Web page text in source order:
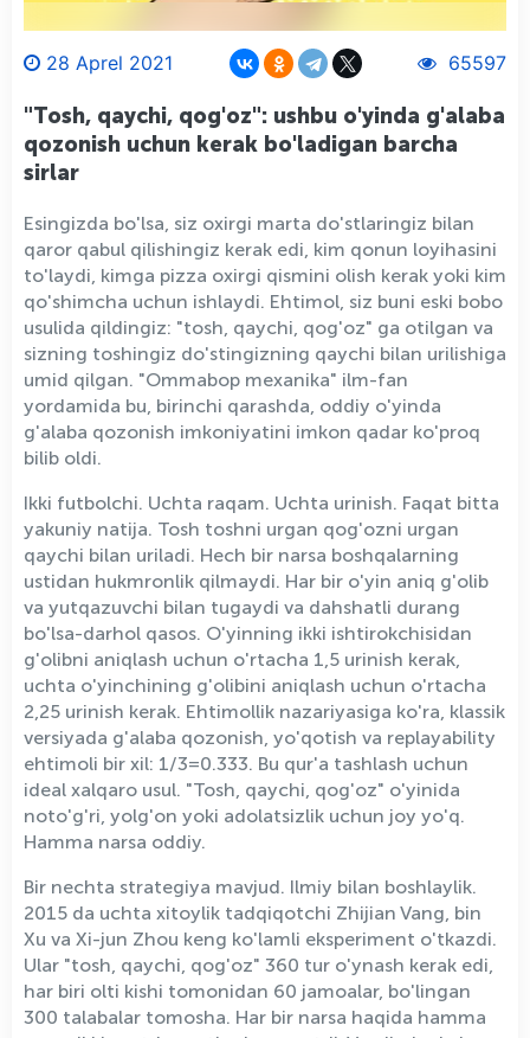
28 Aprel 2021 65597
"Tosh, qaychi, qog'oz": ushbu o'yinda g'alaba
qozonish uchun kerak bo'ladigan barcha
sirlar
Esingizda bo'lsa, siz oxirgi marta do'stlaringiz bilan
qaror qabul qilishingiz kerak edi, kim qonun loyihasini
to'laydi, kimga pizza oxirgi qismini olish kerak yoki kim
qo'shimcha uchun ishlaydi. Ehtimol, siz buni eski bobo
usulida qildingiz: "tosh, qaychi, qog'oz" ga otilgan va
sizning toshingiz do'stingizning qaychi bilan urilishiga
umid qilgan. "Ommabop mexanika" ilm-fan
yordamida bu, birinchi qarashda, oddiy o'yinda
g'alaba qozonish imkoniyatini imkon qadar ko'proq
bilib oldi.
Ikki futbolchi. Uchta raqam. Uchta urinish. Faqat bitta
yakuniy natija. Tosh toshni urgan qog'ozni urgan
qaychi bilan uriladi. Hech bir narsa boshqalarning
ustidan hukmronlik qilmaydi. Har bir o'yin aniq g'olib
va yutqazuvchi bilan tugaydi va dahshatli durang
bo'lsa-darhol qasos. O'yinning ikki ishtirokchisidan
g'olibni aniqlash uchun o'rtacha 1,5 urinish kerak,
uchta o'yinchining g'olibini aniqlash uchun o'rtacha
2,25 urinish kerak. Ehtimollik nazariyasiga ko'ra, klassik
versiyada g'alaba qozonish, yo'qotish va replayability
ehtimoli bir xil: 1/3=0.333. Bu qur'a tashlash uchun
ideal xalqaro usul. "Tosh, qaychi, qog'oz" o'yinida
noto'g'ri, yolg'on yoki adolatsizlik uchun joy yo'q.
Hamma narsa oddiy.
Bir nechta strategiya mavjud. Ilmiy bilan boshlaylik.
2015 da uchta xitoylik tadqiqotchi Zhijian Vang, bin
Xu va Xi-jun Zhou keng ko'lamli eksperiment o'tkazdi.
Ular "tosh, qaychi, qog'oz" 360 tur o'ynash kerak edi,
har biri olti kishi tomonidan 60 jamoalar, bo'lingan
300 talabalar tomosha. Har bir narsa haqida hamma